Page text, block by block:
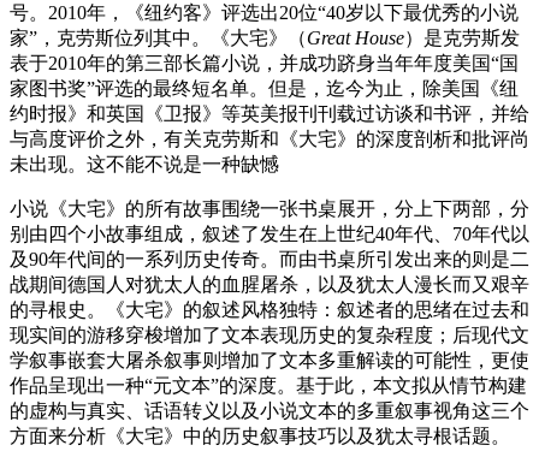
号。2010年，《纽约客》评选出20位“40岁以下最优秀的小说
家”，克劳斯位列其中。《大宅》（Great House）是克劳斯发
表于2010年的第三部长篇小说，并成功跻身当年年度美国“国
家图书奖”评选的最终短名单。但是，迄今为止，除美国《纽
约时报》和英国《卫报》等英美报刊刊载过访谈和书评，并给
与高度评价之外，有关克劳斯和《大宅》的深度剖析和批评尚
未出现。这不能不说是一种缺憾
小说《大宅》的所有故事围绕一张书桌展开，分上下两部，分
别由四个小故事组成，叙述了发生在上世纪40年代、70年代以
及90年代间的一系列历史传奇。而由书桌所引发出来的则是二
战期间德国人对犹太人的血腥屠杀，以及犹太人漫长而又艰辛
的寻根史。《大宅》的叙述风格独特：叙述者的思绪在过去和
现实间的游移穿梭增加了文本表现历史的复杂程度；后现代文
学叙事嵌套大屠杀叙事则增加了文本多重解读的可能性，更使
作品呈现出一种“元文本”的深度。基于此，本文拟从情节构建
的虚构与真实、话语转义以及小说文本的多重叙事视角这三个
方面来分析《大宅》中的历史叙事技巧以及犹太寻根话题。